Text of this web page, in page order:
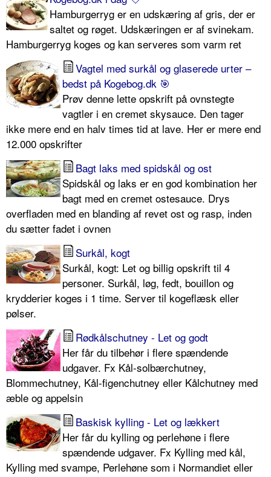
Hamburgerryg er en udskæring af gris, der er
saltet og røget. Udskæringen er af svinekam.
Hamburgerryg koges og kan serveres som varm ret
Vagtel med surkål og glaserede urter –
bedst på Kogebog.dk 🎯
Prøv denne lette opskrift på ovnstegte
vagtler i en cremet skysauce. Den tager
ikke mere end en halv times tid at lave. Her er mere end
12.000 opskrifter
Bagt laks med spidskål og ost
Spidskål og laks er en god kombination her
bagt med en cremet ostesauce. Drys
overfladen med en blanding af revet ost og rasp, inden
du sætter fadet i ovnen
Surkål, kogt
Surkål, kogt: Let og billig opskrift til 4
personer. Surkål, løg, fedt, bouillon og
krydderier koges i 1 time. Server til kogeflæsk eller
pølser.
Rødkålschutney - Let og godt
Her får du tilbehør i flere spændende
udgaver. Fx Kål-solbærchutney,
Blommechutney, Kål-figenchutney eller Kålchutney med
æble og appelsin
Baskisk kylling - Let og lækkert
Her får du kylling og perlehøne i flere
spændende udgaver. Fx Kylling med kål,
Kylling med svampe, Perlehøne som i Normandiet eller